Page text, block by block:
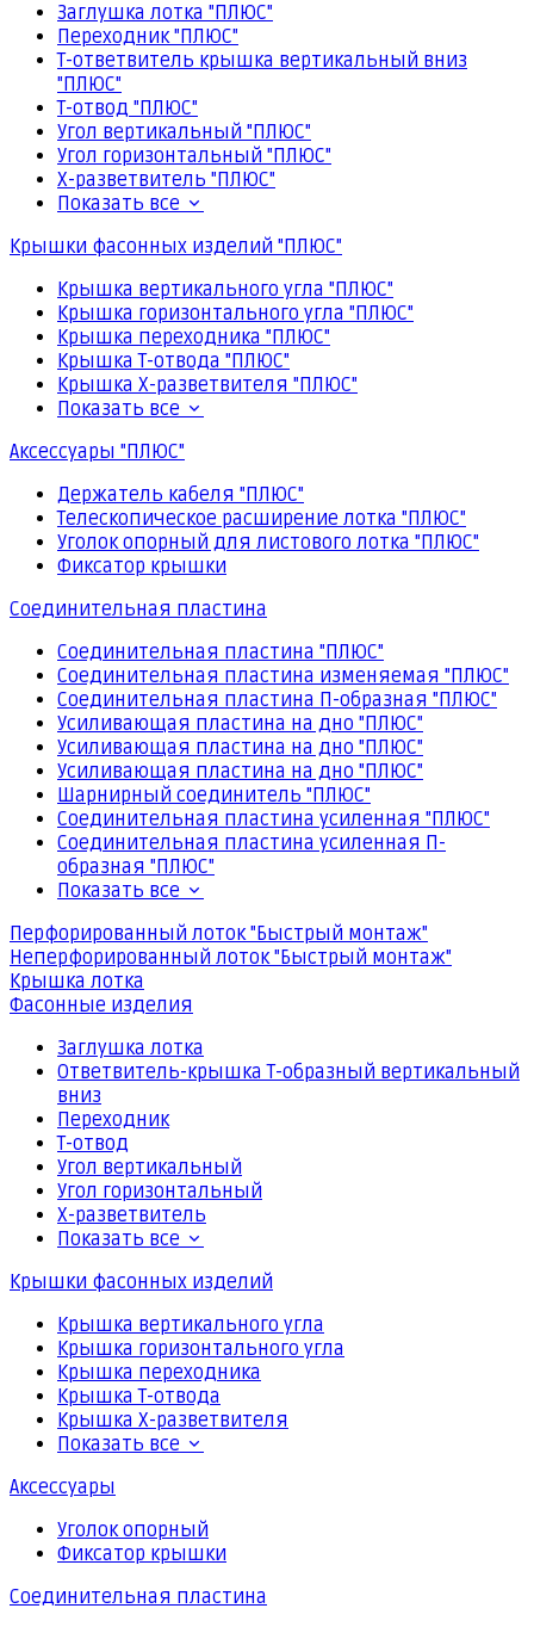
Заглушка лотка "ПЛЮС"
Переходник "ПЛЮС"
Т-ответвитель крышка вертикальный вниз
"ПЛЮС"
Т-отвод "ПЛЮС"
Угол вертикальный "ПЛЮС"
Угол горизонтальный "ПЛЮС"
Х-разветвитель "ПЛЮС"
Показать все
Крышки фасонных изделий "ПЛЮС"
Крышка вертикального угла "ПЛЮС"
Крышка горизонтального угла "ПЛЮС"
Крышка переходника "ПЛЮС"
Крышка Т-отвода "ПЛЮС"
Крышка Х-разветвителя "ПЛЮС"
Показать все
Аксессуары "ПЛЮС"
Держатель кабеля "ПЛЮС"
Телескопическое расширение лотка "ПЛЮС"
Уголок опорный для листового лотка "ПЛЮС"
Фиксатор крышки
Соединительная пластина
Соединительная пластина "ПЛЮС"
Соединительная пластина изменяемая "ПЛЮС"
Соединительная пластина П-образная "ПЛЮС"
Усиливающая пластина на дно "ПЛЮС"
Усиливающая пластина на дно "ПЛЮС"
Усиливающая пластина на дно "ПЛЮС"
Шарнирный соединитель "ПЛЮС"
Соединительная пластина усиленная "ПЛЮС"
Соединительная пластина усиленная П-
образная "ПЛЮС"
Показать все
Перфорированный лоток "Быстрый монтаж"
Неперфорированный лоток "Быстрый монтаж"
Крышка лотка
Фасонные изделия
Заглушка лотка
Ответвитель-крышка Т-образный вертикальный
вниз
Переходник
Т-отвод
Угол вертикальный
Угол горизонтальный
Х-разветвитель
Показать все
Крышки фасонных изделий
Крышка вертикального угла
Крышка горизонтального угла
Крышка переходника
Крышка Т-отвода
Крышка Х-разветвителя
Показать все
Аксессуары
Уголок опорный
Фиксатор крышки
Соединительная пластина